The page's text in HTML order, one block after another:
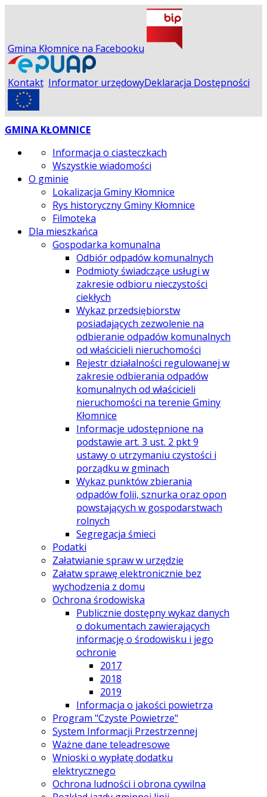
Gmina Kłomnice na Facebooku
Kontakt Informator urzędowyDeklaracja Dostępności
GMINA KŁOMNICE
Informacja o ciasteczkach
Wszystkie wiadomości
O gminie
Lokalizacja Gminy Kłomnice
Rys historyczny Gminy Kłomnice
Filmoteka
Dla mieszkańca
Gospodarka komunalna
Odbiór odpadów komunalnych
Podmioty świadczące usługi w
zakresie odbioru nieczystości
ciekłych
Wykaz przedsiębiorstw
posiadających zezwolenie na
odbieranie odpadów komunalnych
od właścicieli nieruchomości
Rejestr działalności regulowanej w
zakresie odbierania odpadów
komunalnych od właścicieli
nieruchomości na terenie Gminy
Kłomnice
Informacje udostępnione na
podstawie art. 3 ust. 2 pkt 9
ustawy o utrzymaniu czystości i
porządku w gminach
Wykaz punktów zbierania
odpadów folii, sznurka oraz opon
powstających w gospodarstwach
rolnych
Segregacja śmieci
Podatki
Załatwianie spraw w urzędzie
Załatw sprawę elektronicznie bez
wychodzenia z domu
Ochrona środowiska
Publicznie dostępny wykaz danych
o dokumentach zawierających
informację o środowisku i jego
ochronie
2017
2018
2019
Informacja o jakości powietrza
Program "Czyste Powietrze"
System Informacji Przestrzennej
Ważne dane teleadresowe
Wnioski o wypłatę dodatku
elektrycznego
Ochrona ludności i obrona cywilna